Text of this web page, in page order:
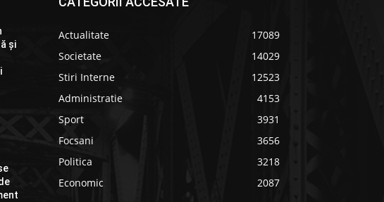
și
Actualitate
17089
Societate
14029
Stiri Interne
12523
Administratie
4153
Sport
3931
Focsani
3656
Politica
3218
Economic
2087